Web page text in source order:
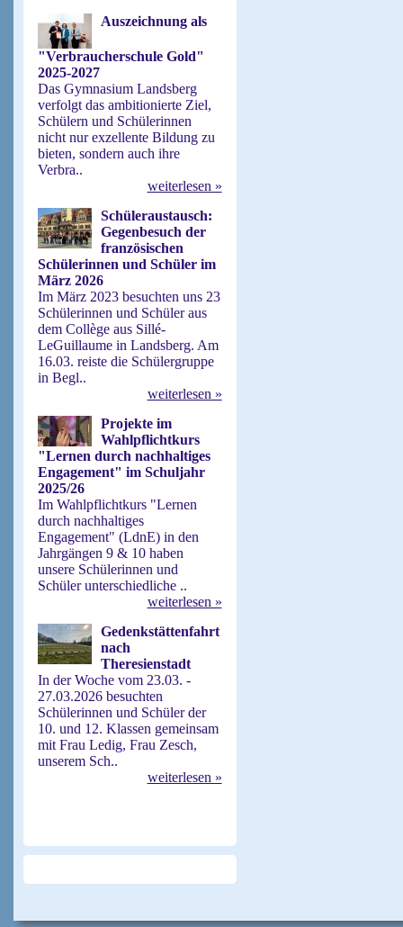
Auszeichnung als
"Verbraucherschule Gold"
2025-2027
Das Gymnasium Landsberg
verfolgt das ambitionierte Ziel,
Schülern und Schülerinnen
nicht nur exzellente Bildung zu
bieten, sondern auch ihre
Verbra..
weiterlesen »
Schüleraustausch:
Gegenbesuch der
französischen
Schülerinnen und Schüler im
März 2026
Im März 2023 besuchten uns 23
Schülerinnen und Schüler aus
dem Collège aus Sillé-
LeGuillaume in Landsberg. Am
16.03. reiste die Schülergruppe
in Begl..
weiterlesen »
Projekte im
Wahlpflichtkurs
"Lernen durch nachhaltiges
Engagement" im Schuljahr
2025/26
Im Wahlpflichtkurs "Lernen
durch nachhaltiges
Engagement" (LdnE) in den
Jahrgängen 9 & 10 haben
unsere Schülerinnen und
Schüler unterschiedliche ..
weiterlesen »
Gedenkstättenfahrt
nach
Theresienstadt
In der Woche vom 23.03. -
27.03.2026 besuchten
Schülerinnen und Schüler der
10. und 12. Klassen gemeinsam
mit Frau Ledig, Frau Zesch,
unserem Sch..
weiterlesen »